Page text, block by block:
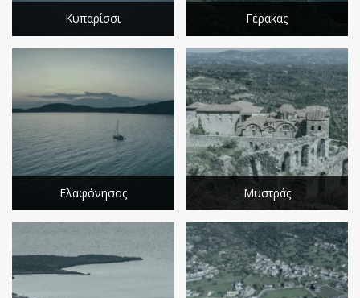
Κυπαρίσσι Γέρακας
Ελαφόνησος Μυστράς